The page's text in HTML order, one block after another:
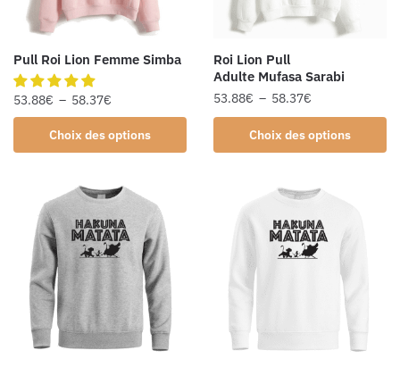
Pull Roi Lion Femme Simba
53.88€ – 58.37€
Choix des options
Roi Lion Pull
Adulte Mufasa Sarabi
53.88€ – 58.37€
Choix des options